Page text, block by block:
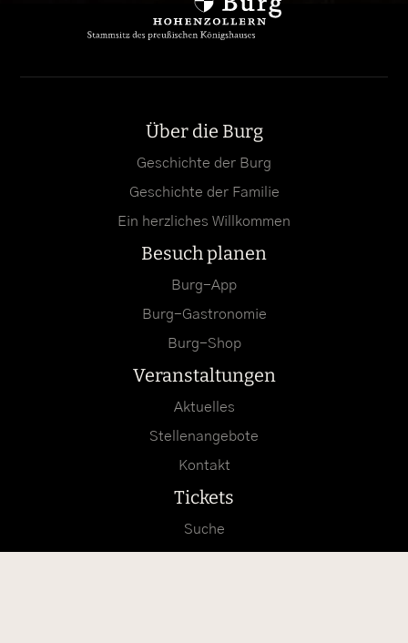
Über die Burg
Geschichte der Burg
Geschichte der Familie
Ein herzliches Willkommen
Besuch planen
Burg-App
Burg-Gastronomie
Burg-Shop
Veranstaltungen
Aktuelles
Stellenangebote
Kontakt
Tickets
Suche